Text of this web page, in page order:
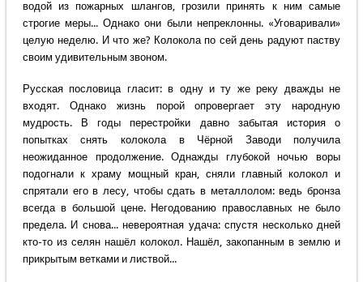
водой из пожарных шлангов, грозили принять к ним самые
строгие меры... Однако они были непреклонны. «Уговаривали»
целую неделю. И что же? Колокола по сей день радуют паству
своим удивительным звоном.
Русская пословица гласит: в одну и ту же реку дважды не
входят. Однако жизнь порой опровергает эту народную
мудрость. В годы перестройки давно забытая история о
попытках снять колокола в Чёрной Заводи получила
неожиданное продолжение. Однажды глубокой ночью воры
подогнали к храму мощный кран, сняли главный колокол и
спрятали его в лесу, чтобы сдать в металлолом: ведь бронза
всегда в большой цене. Негодованию православных не было
предела. И снова... невероятная удача: спустя несколько дней
кто-то из селян нашёл колокол. Нашёл, закопанным в землю и
прикрытым ветками и листвой...